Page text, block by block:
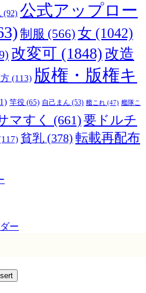
(92) 公式アップロー
制服 (566) 女 (1042)
改変可 (1848) 改造
(113) 版権・版権キ
竿役 (65) 自己まん (53) 艦これ (47) 艦隊こ
マすく (661)要ドルチ
貧乳 (378) 転載再配布
ー